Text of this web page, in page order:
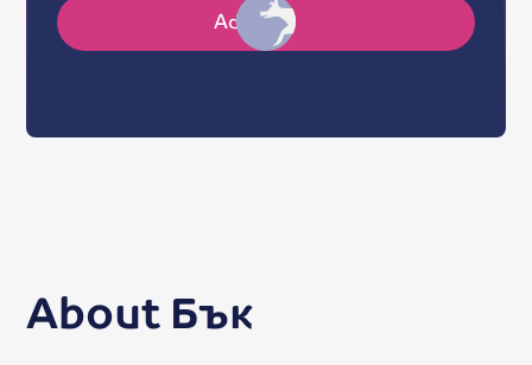
Adopt
About Бък